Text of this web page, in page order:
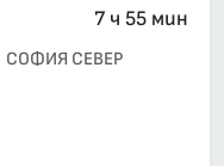
7 ч 55 мин
СОФИЯ СЕВЕР